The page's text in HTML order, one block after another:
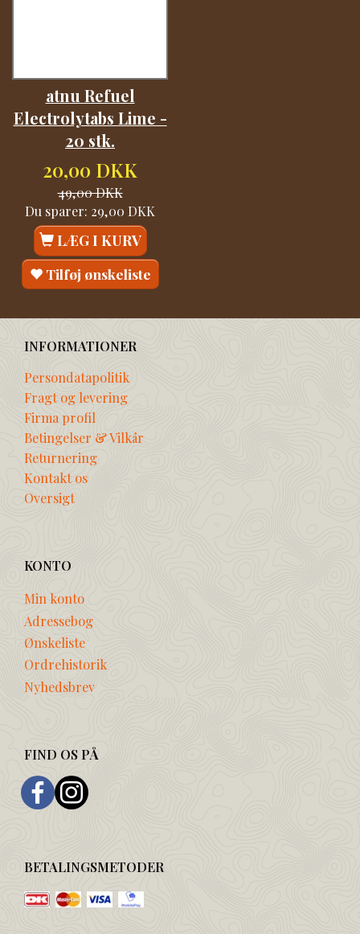
atnu Refuel
Electrolytabs Lime -
20 stk.
20,00 DKK
49,00 DKK
Du sparer: 29,00 DKK
LÆG I KURV
Tilføj ønskeliste
INFORMATIONER
Persondatapolitik
Fragt og levering
Firma profil
Betingelser & Vilkår
Returnering
Kontakt os
Oversigt
KONTO
Min konto
Adressebog
Ønskeliste
Ordrehistorik
Nyhedsbrev
FIND OS PÅ
BETALINGSMETODER